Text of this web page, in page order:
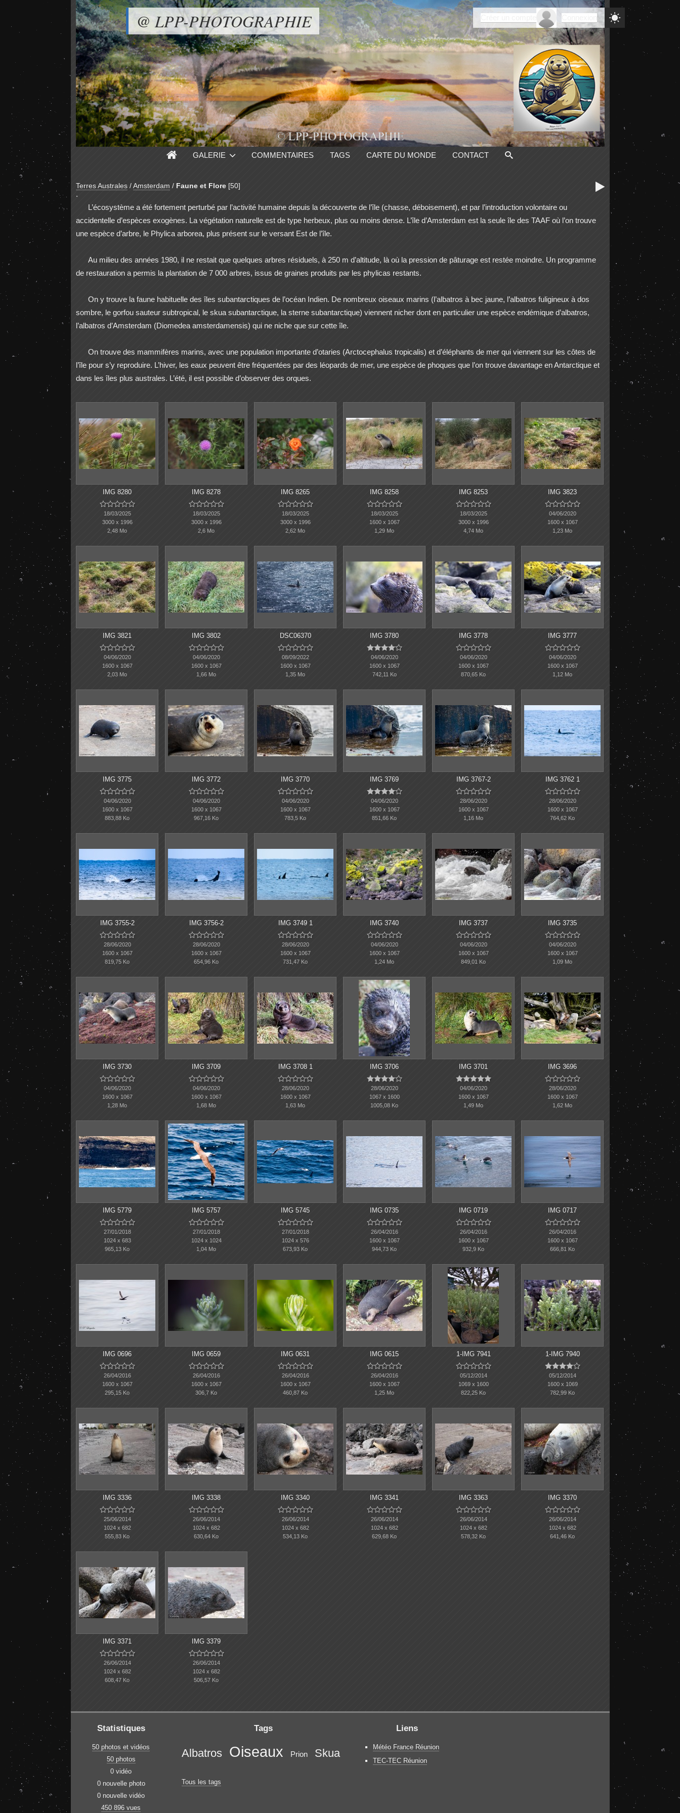
@ LPP-PHOTOGRAPHIE 
GALERIE COMMENTAIRES TAGS CARTE DU MONDE CONTACT
Terres Australes / Amsterdam / Faune et Flore [50] 
.
L’écosystème a été fortement perturbé par l’activité humaine depuis la découverte de l’île (chasse, déboisement), et par l’introduction volontaire ou
accidentelle d’espèces exogènes. La végétation naturelle est de type herbeux, plus ou moins dense. L’île d’Amsterdam est la seule île des TAAF où l’on trouve
une espèce d’arbre, le Phylica arborea, plus présent sur le versant Est de l’île.
Au milieu des années 1980, il ne restait que quelques arbres résiduels, à 250 m d’altitude, là où la pression de pâturage est restée moindre. Un programme
de restauration a permis la plantation de 7 000 arbres, issus de graines produits par les phylicas restants.
On y trouve la faune habituelle des îles subantarctiques de l’océan Indien. De nombreux oiseaux marins (l’albatros à bec jaune, l’albatros fuligineux à dos
sombre, le gorfou sauteur subtropical, le skua subantarctique, la sterne subantarctique) viennent nicher dont en particulier une espèce endémique d’albatros,
l’albatros d’Amsterdam (Diomedea amsterdamensis) qui ne niche que sur cette île.
On trouve des mammifères marins, avec une population importante d’otaries (Arctocephalus tropicalis) et d’éléphants de mer qui viennent sur les côtes de
l’île pour s’y reproduire. L’hiver, les eaux peuvent être fréquentées par des léopards de mer, une espèce de phoques que l’on trouve davantage en Antarctique et
dans les îles plus australes. L’été, il est possible d’observer des orques.
IMG 8280

18/03/2025
3000 x 1996
2,48 Mo
IMG 8278

18/03/2025
3000 x 1996
2,6 Mo
IMG 8265

18/03/2025
3000 x 1996
2,62 Mo
IMG 8258

18/03/2025
1600 x 1067
1,29 Mo
IMG 8253

18/03/2025
3000 x 1996
4,74 Mo
IMG 3823

04/06/2020
1600 x 1067
1,23 Mo
IMG 3821

04/06/2020
1600 x 1067
2,03 Mo
IMG 3802

04/06/2020
1600 x 1067
1,66 Mo
DSC06370

08/09/2022
1600 x 1067
1,35 Mo
IMG 3780

04/06/2020
1600 x 1067
742,11 Ko
IMG 3778

04/06/2020
1600 x 1067
870,65 Ko
IMG 3777

04/06/2020
1600 x 1067
1,12 Mo
IMG 3775

04/06/2020
1600 x 1067
883,88 Ko
IMG 3772

04/06/2020
1600 x 1067
967,16 Ko
IMG 3770

04/06/2020
1600 x 1067
783,5 Ko
IMG 3769

04/06/2020
1600 x 1067
851,66 Ko
IMG 3767-2

28/06/2020
1600 x 1067
1,16 Mo
IMG 3762 1

28/06/2020
1600 x 1067
764,62 Ko
IMG 3755-2

28/06/2020
1600 x 1067
819,75 Ko
IMG 3756-2

28/06/2020
1600 x 1067
654,96 Ko
IMG 3749 1

28/06/2020
1600 x 1067
731,47 Ko
IMG 3740

04/06/2020
1600 x 1067
1,24 Mo
IMG 3737

04/06/2020
1600 x 1067
849,01 Ko
IMG 3735

04/06/2020
1600 x 1067
1,09 Mo
IMG 3730

04/06/2020
1600 x 1067
1,28 Mo
IMG 3709

04/06/2020
1600 x 1067
1,68 Mo
IMG 3708 1

28/06/2020
1600 x 1067
1,63 Mo
IMG 3706

28/06/2020
1067 x 1600
1005,08 Ko
IMG 3701

04/06/2020
1600 x 1067
1,49 Mo
IMG 3696

28/06/2020
1600 x 1067
1,62 Mo
IMG 5779

27/01/2018
1024 x 683
965,13 Ko
IMG 5757

27/01/2018
1024 x 1024
1,04 Mo
IMG 5745

27/01/2018
1024 x 576
673,93 Ko
IMG 0735

26/04/2016
1600 x 1067
944,73 Ko
IMG 0719

26/04/2016
1600 x 1067
932,9 Ko
IMG 0717

26/04/2016
1600 x 1067
666,81 Ko
IMG 0696

26/04/2016
1600 x 1067
295,15 Ko
IMG 0659

26/04/2016
1600 x 1067
306,7 Ko
IMG 0631

26/04/2016
1600 x 1067
460,87 Ko
IMG 0615

26/04/2016
1600 x 1067
1,25 Mo
1-IMG 7941

05/12/2014
1069 x 1600
822,25 Ko
1-IMG 7940

05/12/2014
1600 x 1069
782,99 Ko
IMG 3336

25/06/2014
1024 x 682
555,83 Ko
IMG 3338

26/06/2014
1024 x 682
630,64 Ko
IMG 3340

26/06/2014
1024 x 682
534,13 Ko
IMG 3341

26/06/2014
1024 x 682
629,68 Ko
IMG 3363

26/06/2014
1024 x 682
578,32 Ko
IMG 3370

26/06/2014
1024 x 682
641,46 Ko
IMG 3371

26/06/2014
1024 x 682
608,47 Ko
IMG 3379

26/06/2014
1024 x 682
506,57 Ko
Statistiques
50 photos et vidéos
50 photos
0 vidéo
0 nouvelle photo
0 nouvelle vidéo
450 896 vues
Tags
Albatros Oiseaux Prion Skua
Tous les tags
Liens
Météo France Réunion
TEC-TEC Réunion